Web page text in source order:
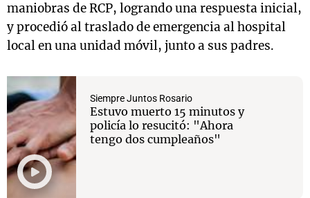
maniobras de RCP, logrando una respuesta inicial,
y procedió al traslado de emergencia al hospital
local en una unidad móvil, junto a sus padres.
Siempre Juntos Rosario
Estuvo muerto 15 minutos y
policía lo resucitó: "Ahora
tengo dos cumpleaños"